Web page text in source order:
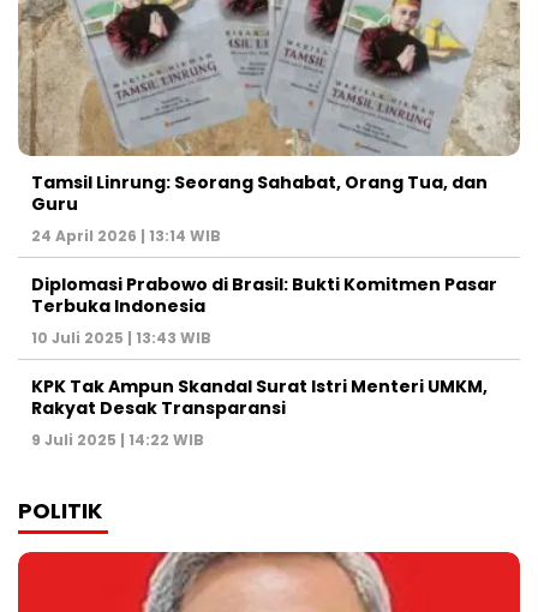
Tamsil Linrung: Seorang Sahabat, Orang Tua, dan
Guru
24 April 2026 | 13:14 WIB
Diplomasi Prabowo di Brasil: Bukti Komitmen Pasar
Terbuka Indonesia
10 Juli 2025 | 13:43 WIB
KPK Tak Ampun Skandal Surat Istri Menteri UMKM,
Rakyat Desak Transparansi
9 Juli 2025 | 14:22 WIB
POLITIK